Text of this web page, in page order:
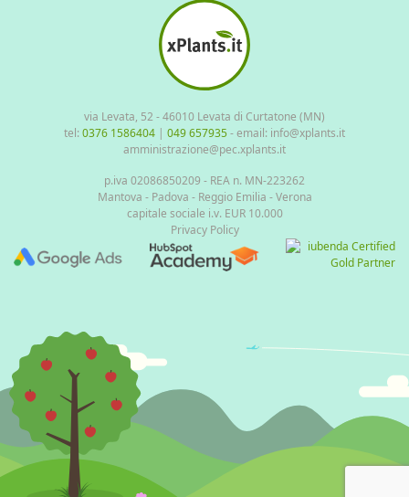
via Levata, 52 - 46010 Levata di Curtatone (MN)
tel: 0376 1586404 | 049 657935- email: info@xplants.it
amministrazione@pec.xplants.it
p.iva 02086850209 - REA n. MN-223262
Mantova - Padova - Reggio Emilia - Verona
capitale sociale i.v. EUR 10.000
Privacy Policy